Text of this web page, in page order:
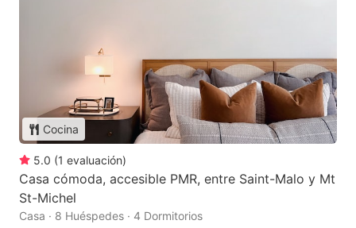
Cocina
5.0 (1 evaluación)
Casa cómoda, accesible PMR, entre Saint-Malo y Mt
St-Michel
Casa · 8 Huéspedes · 4 Dormitorios